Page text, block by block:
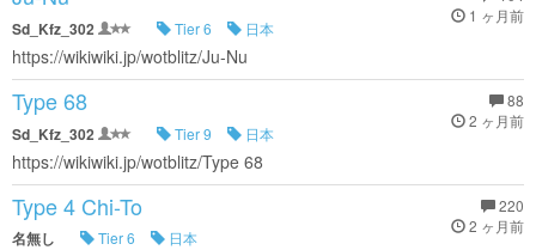
1 ヶ月前
Sd_Kfz_302 Tier 6 日本
https://wikiwiki.jp/wotblitz/Ju-Nu
88
2 ヶ月前
Type 68
Sd_Kfz_302 Tier 9 日本
https://wikiwiki.jp/wotblitz/Type 68
220
2 ヶ月前
Type 4 Chi-To
名無し Tier 6 日本